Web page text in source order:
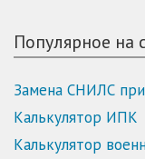
Популярное на
Замена СНИЛС
Калькулятор ИПК
Калькулятор